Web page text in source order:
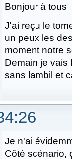
Bonjour à tous
J'ai reçu le
un peux les
moment notre
Demain je vais
sans lambil et
Je n'ai
Côté scénario,